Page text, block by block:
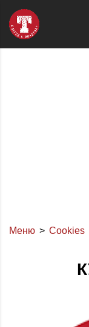
Меню Cookies